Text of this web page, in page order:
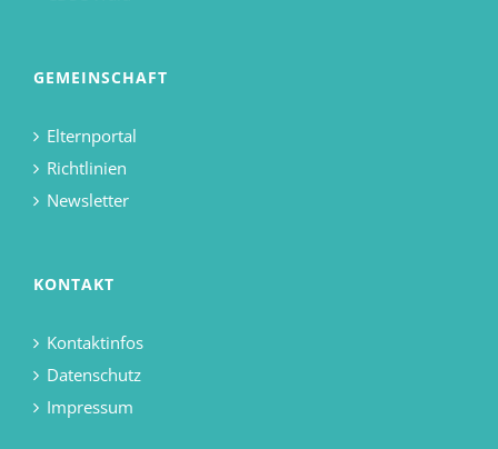
GEMEINSCHAFT
Elternportal
Richtlinien
Newsletter
KONTAKT
Kontaktinfos
Datenschutz
Impressum